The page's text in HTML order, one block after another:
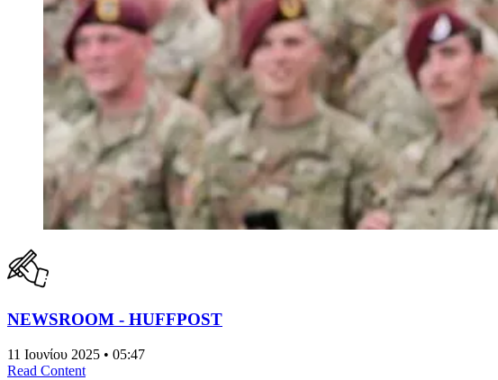
NEWSROOM - HUFFPOST
11 Ιουνίου 2025 • 05:47
Read Content